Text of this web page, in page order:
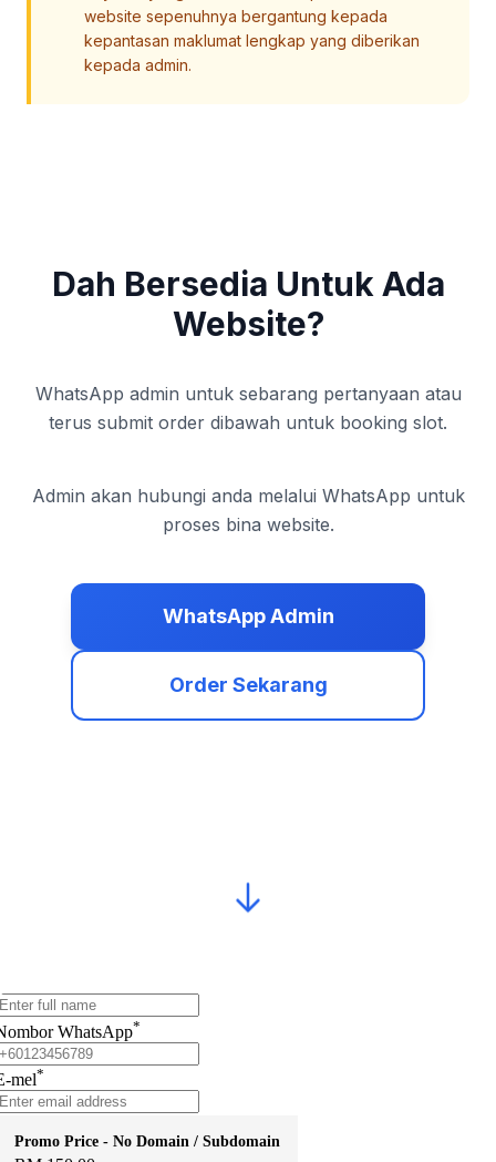
website sepenuhnya bergantung kepada
kepantasan maklumat lengkap yang diberikan
kepada admin.
Dah Bersedia Untuk Ada
Website?
WhatsApp admin untuk sebarang pertanyaan atau
terus submit order dibawah untuk booking slot.
Admin akan hubungi anda melalui WhatsApp untuk
proses bina website.
WhatsApp Admin
Order Sekarang